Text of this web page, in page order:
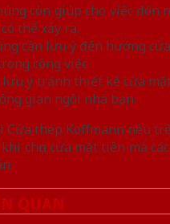
còn giúp cho việc
thể xảy ra.
cần lưu ý đến hướng
công việc.
lưu ý tránh thiết kế cửa
gian ngôi nhà bạn.
Cửa thép Koffmann nêu
chọn cửa mặt tiền mà
QUAN